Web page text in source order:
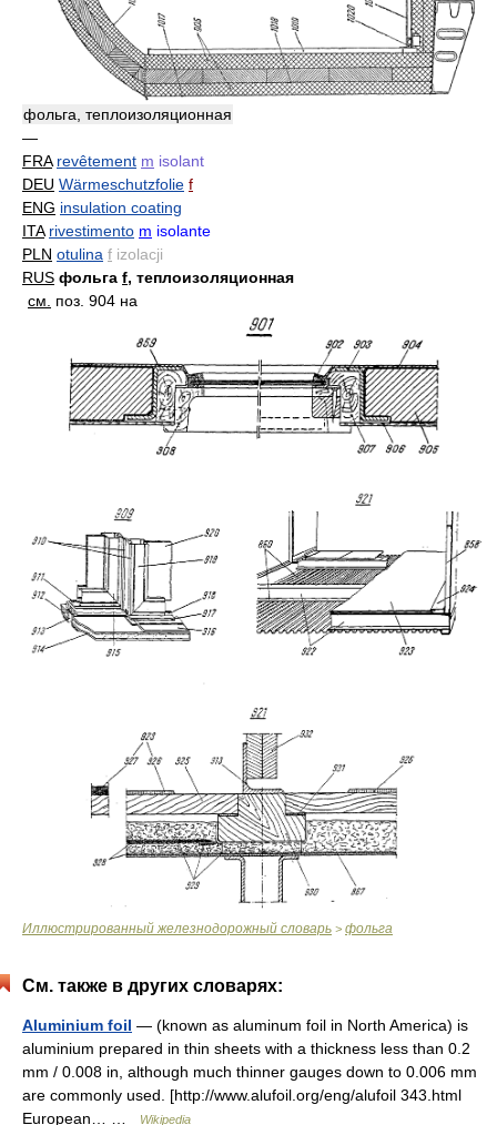
фольга, теплоизоляционная
—
FRA revêtement m isolant
DEU Wärmeschutzfolie f
ENG insulation coating
ITA rivestimento m isolante
PLN otulina f izolacji
RUS фольга f, теплоизоляционная
см.
поз. 904 на
Иллюстрированный железнодорожный словарь > фольга
См. также в других словарях:
Aluminium foil — (known as aluminum foil in North America) is
aluminium prepared in thin sheets with a thickness less than 0.2
mm / 0.008 in, although much thinner gauges down to 0.006 mm
are commonly used. [http://www.alufoil.org/eng/alufoil 343.html
European… …
Wikipedia